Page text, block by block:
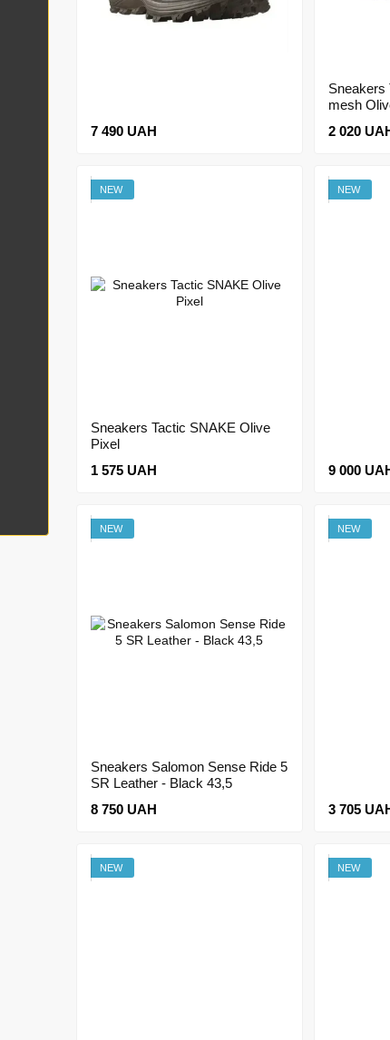
7 490 UAH
Sneakers
mesh
2 020
NEW
Sneakers Tactic SNAKE Olive
Pixel
1 575 UAH
NEW
9 000
NEW
Sneakers Salomon Sense Ride 5
SR Leather - Black 43,5
8 750 UAH
NEW
3 705
NEW NEW